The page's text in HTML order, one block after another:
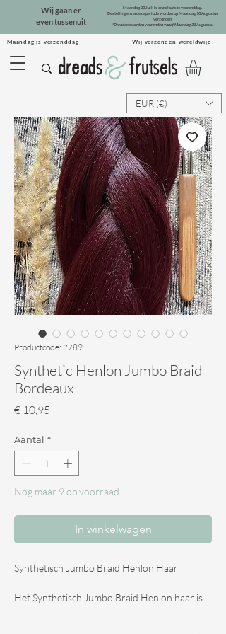
Maandag is verzenddag Wij verzenden wereldwijd!
Wij gaan er
even tussenuit
Maandag 20 Juli is onze laatste verzenddag.
Bestellingen na deze periode worden op Maandag 10 Augustus
verzonden.
*Dreadsets worden verzonden vanaf Maandag 31 Augustus.
EUR (€)
Productcode: 2789
Synthetic Henlon Jumbo Braid
Bordeaux
€ 10,95
Aantal *
Nog maar 9 op voorraad
In winkelwagen
Synthetisch Jumbo Braid Henlon Haar
Het Synthetisch Jumbo Braid Henlon haar is